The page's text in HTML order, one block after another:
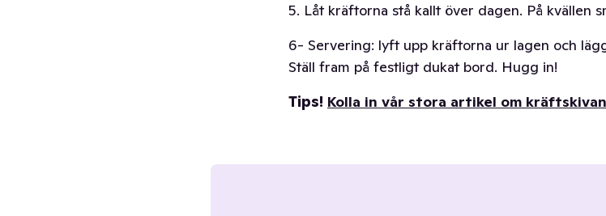
5. Låt kräftorna stå kallt över dagen. På kvällen
6- Servering: lyft upp kräftorna ur lagen och
Ställ fram på festligt dukat bord. Hugg in!
Tips! Kolla in vår stora artikel om kräftskivan